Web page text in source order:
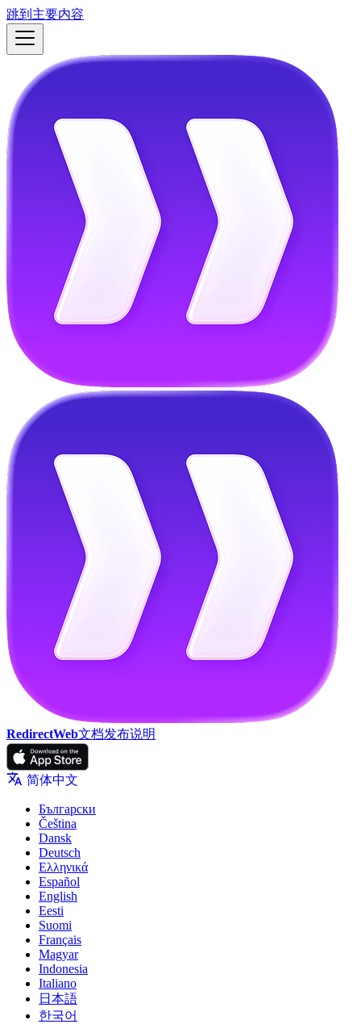
跳到主要内容
RedirectWeb文档发布说明
简体中文
Български
Čeština
Dansk
Deutsch
Ελληνικά
Español
English
Eesti
Suomi
Français
Magyar
Indonesia
Italiano
日本語
한국어